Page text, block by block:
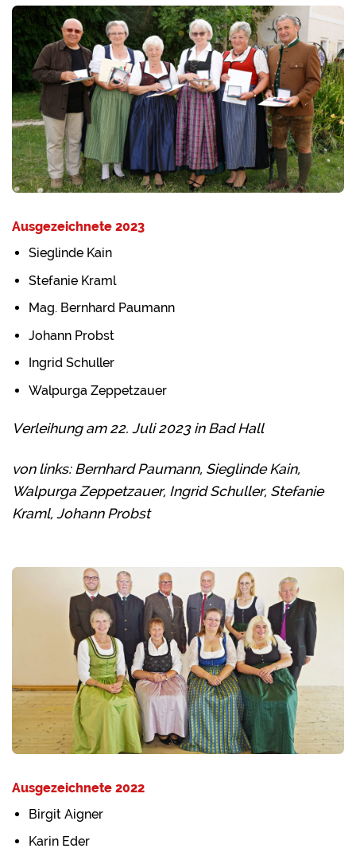
Ausgezeichnete 2023
Sieglinde Kain
Stefanie Kraml
Mag. Bernhard Paumann
Johann Probst
Ingrid Schuller
Walpurga Zeppetzauer
Verleihung am 22. Juli 2023 in Bad Hall
von links: Bernhard Paumann, Sieglinde Kain,
Walpurga Zeppetzauer, Ingrid Schuller, Stefanie
Kraml, Johann Probst
Ausgezeichnete 2022
Birgit Aigner
Karin Eder